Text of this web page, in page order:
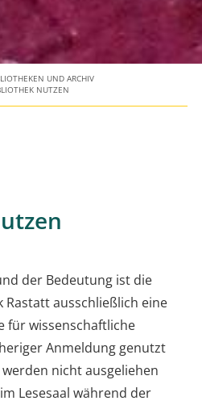
UND ARCHIV
NUTZEN
der Bedeutung ist die
ausschließlich eine
für wissenschaftliche
Anmeldung genutzt
nicht ausgeliehen
Lesesaal während der